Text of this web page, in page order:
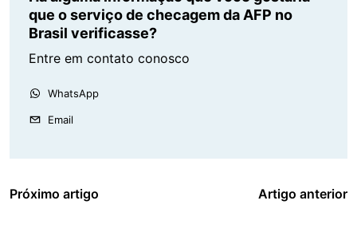
que o serviço de checagem da AFP no
Brasil verificasse?
Entre em contato conosco
WhatsApp
Email
Próximo artigo Artigo anterior